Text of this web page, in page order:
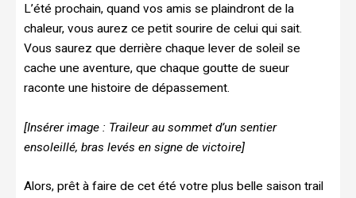
L’été prochain, quand vos amis se plaindront de la
chaleur, vous aurez ce petit sourire de celui qui sait.
Vous saurez que derrière chaque lever de soleil se
cache une aventure, que chaque goutte de sueur
raconte une histoire de dépassement.
[Insérer image : Traileur au sommet d’un sentier
ensoleillé, bras levés en signe de victoire]
Alors, prêt à faire de cet été votre plus belle saison trail